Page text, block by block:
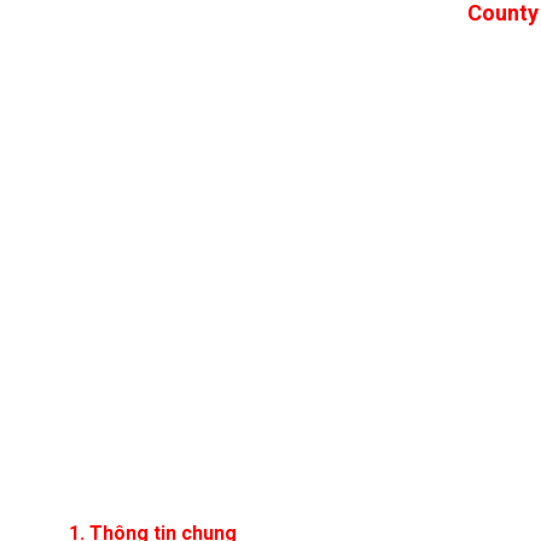
County
1. Thông tin chung